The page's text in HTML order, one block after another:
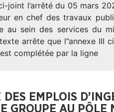
joint l’arrêté du 05 mars
en chef des travaux
au sein des services du
arrête que l’’annexe III
complétée par la ligne
DES EMPLOIS
GROUPE AU